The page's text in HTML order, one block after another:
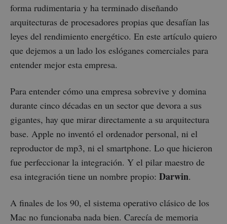
forma rudimentaria y ha terminado diseñando
arquitecturas de procesadores propias que desafían las
leyes del rendimiento energético. En este artículo quiero
que dejemos a un lado los eslóganes comerciales para
entender mejor esta empresa.
Para entender cómo una empresa sobrevive y domina
durante cinco décadas en un sector que devora a sus
gigantes, hay que mirar directamente a su arquitectura
base. Apple no inventó el ordenador personal, ni el
reproductor de mp3, ni el smartphone. Lo que hicieron
fue perfeccionar la integración. Y el pilar maestro de
esa integración tiene un nombre propio: Darwin.
A finales de los 90, el sistema operativo clásico de los
Mac no funcionaba nada bien. Carecía de memoria